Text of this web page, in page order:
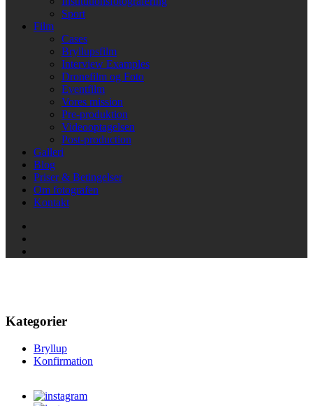
Sport
Film
Cases
Bryllupsfilm
Interview Examples
Dronefilm og Foto
Eventfilm
Vores mission
Pre-produktion
Videooptagelsen
Post-production
Galleri
Blog
Priser & Betingelser
Om fotografen
Kontakt
Kategorier
Bryllup
Konfirmation